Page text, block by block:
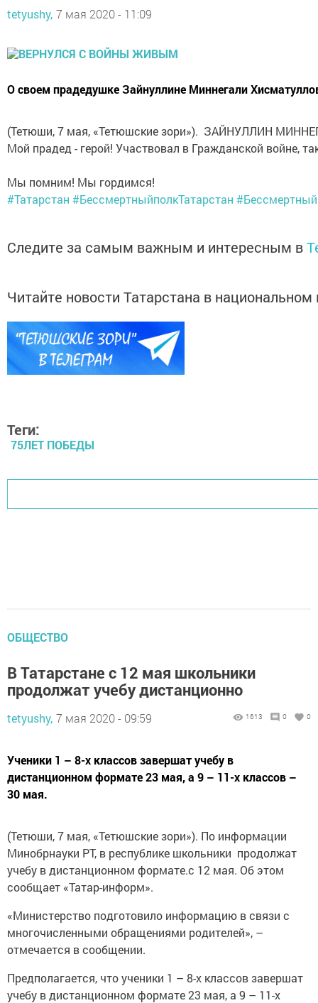
tetyushy, 7 мая 2020 - 11:09
О своем прадедушке Зайнуллине Миннегали
(Тетюши, 7 мая, «Тетюшские зори»). ЗАЙНУЛЛИН
Мой прадед - герой! Участвовал в Гражданской войне,
Мы помним! Мы гордимся!
#Татарстан #БессмертныйполкТатарстан
Следите за самым важным и интересным в
Читайте новости Татарстана в
Теги:
75ЛЕТ ПОБЕДЫ
ОБЩЕСТВО
В Татарстане с 12 мая школьники
продолжат учебу дистанционно
tetyushy, 7 мая 2020 - 09:59 1613 0 0
Ученики 1 – 8-х классов завершат учебу в
дистанционном формате 23 мая, а 9 – 11-х классов –
30 мая.
(Тетюши, 7 мая, «Тетюшские зори»). По информации
Минобрнауки РТ, в республике школьники продолжат
учебу в дистанционном формате.с 12 мая. Об этом
сообщает «Татар-информ».
«Министерство подготовило информацию в связи с
многочисленными обращениями родителей», –
отмечается в сообщении.
Предполагается, что ученики 1 – 8-х классов завершат
учебу в дистанционном формате 23 мая, а 9 – 11-х